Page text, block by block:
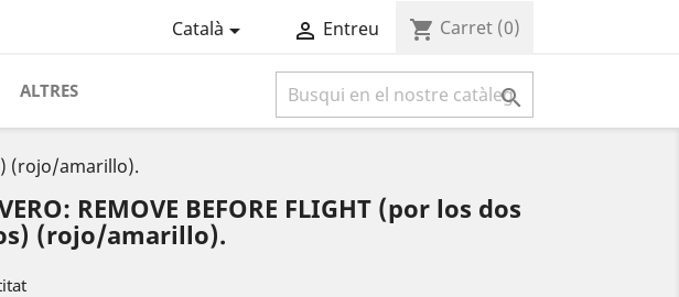
Català  Entreu shopping_cart Carret (0)
ALTRES 
(rojo/amarillo).
REMOVE BEFORE FLIGHT (por los dos
(rojo/amarillo).